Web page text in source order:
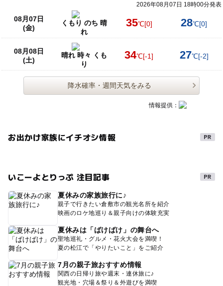
2026年08月07日 18時00分発表
08月07日
(金)
くもり のち 晴
れ
35℃[0] 28℃[0]
08月08日
(土)
晴れ 時々 くも
り
34℃[-1] 27℃[-2]
降水確率・週間天気をみる
情報提供：
お出かけ家族にイチオシ情報
いこーよとりっぷ 注目記事
夏休みの家族旅行に♪
親子で行きたい倉敷市の観光名所を紹介
映画のロケ地巡り＆親子向けの体験充実
夏休みは「ばけばけ」の舞台へ
聖地巡礼・グルメ・花火大会を満喫！
夏の松江で「やりたいこと」をご紹介
7月の親子旅おすすめ情報
関西の日帰り旅や週末・連休旅に♪
観光地・穴場＆祭り＆外遊びを満喫